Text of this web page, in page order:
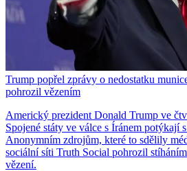
Trump popřel zprávy o nedostatku
pohrozil vězením
Americký prezident Donald Trump ve
Spojené státy ve válce s Íránem potýkají
Anonymním zdrojům, které to sdělily
sociální síti Truth Social pohrozil
vězení.